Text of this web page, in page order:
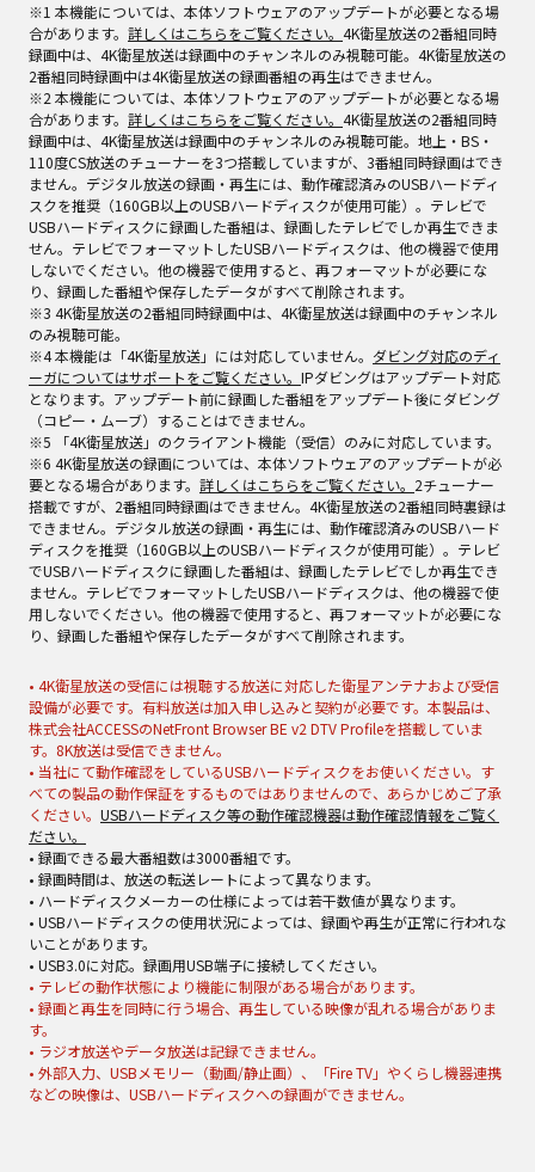
※1 本機能については、本体ソフトウェアのアップデートが必要となる場
合があります。 詳しくはこちらをご覧ください。 4K衛星放送の2番組同時
録画中は、4K衛星放送は録画中のチャンネルのみ視聴可能。4K衛星放送の
2番組同時録画中は4K衛星放送の録画番組の再生はできません。
※2 本機能については、本体ソフトウェアのアップデートが必要となる場
合があります。 詳しくはこちらをご覧ください。 4K衛星放送の2番組同時
録画中は、4K衛星放送は録画中のチャンネルのみ視聴可能。地上・BS・
110度CS放送のチューナーを3つ搭載していますが、3番組同時録画はでき
ません。デジタル放送の録画・再生には、動作確認済みのUSBハードディ
スクを推奨（160GB以上のUSBハードディスクが使用可能）。テレビで
USBハードディスクに録画した番組は、録画したテレビでしか再生できま
せん。テレビでフォーマットしたUSBハードディスクは、他の機器で使用
しないでください。他の機器で使用すると、再フォーマットが必要にな
り、録画した番組や保存したデータがすべて削除されます。
※3 4K衛星放送の2番組同時録画中は、4K衛星放送は録画中のチャンネル
のみ視聴可能。
※4 本機能は「4K衛星放送」には対応していません。 ダビング対応のディ
ーガについてはサポートをご覧ください。 IPダビングはアップデート対応
となります。アップデート前に録画した番組をアップデート後にダビング
（コピー・ムーブ）することはできません。
※5 「4K衛星放送」のクライアント機能（受信）のみに対応しています。
※6 4K衛星放送の録画については、本体ソフトウェアのアップデートが必
要となる場合があります。 詳しくはこちらをご覧ください。 2チューナー
搭載ですが、2番組同時録画はできません。4K衛星放送の2番組同時裏録は
できません。デジタル放送の録画・再生には、動作確認済みのUSBハード
ディスクを推奨（160GB以上のUSBハードディスクが使用可能）。テレビ
でUSBハードディスクに録画した番組は、録画したテレビでしか再生でき
ません。テレビでフォーマットしたUSBハードディスクは、他の機器で使
用しないでください。他の機器で使用すると、再フォーマットが必要にな
り、録画した番組や保存したデータがすべて削除されます。
• 4K衛星放送の受信には視聴する放送に対応した衛星アンテナおよび受信
設備が必要です。有料放送は加入申し込みと契約が必要です。本製品は、
株式会社ACCESSのNetFront Browser BE v2 DTV Profileを搭載していま
す。8K放送は受信できません。
• 当社にて動作確認をしているUSBハードディスクをお使いください。す
べての製品の動作保証をするものではありませんので、あらかじめご了承
ください。 USBハードディスク等の動作確認機器は動作確認情報をご覧く
ださい。
• 録画できる最大番組数は3000番組です。
• 録画時間は、放送の転送レートによって異なります。
• ハードディスクメーカーの仕様によっては若干数値が異なります。
• USBハードディスクの使用状況によっては、録画や再生が正常に行われな
いことがあります。
• USB3.0に対応。録画用USB端子に接続してください。
• テレビの動作状態により機能に制限がある場合があります。
• 録画と再生を同時に行う場合、再生している映像が乱れる場合がありま
す。
• ラジオ放送やデータ放送は記録できません。
• 外部入力、USBメモリー（動画/静止画）、「Fire TV」やくらし機器連携
などの映像は、USBハードディスクへの録画ができません。